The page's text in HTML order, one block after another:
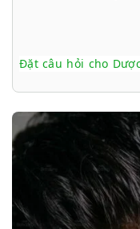
Đặt câu hỏi cho